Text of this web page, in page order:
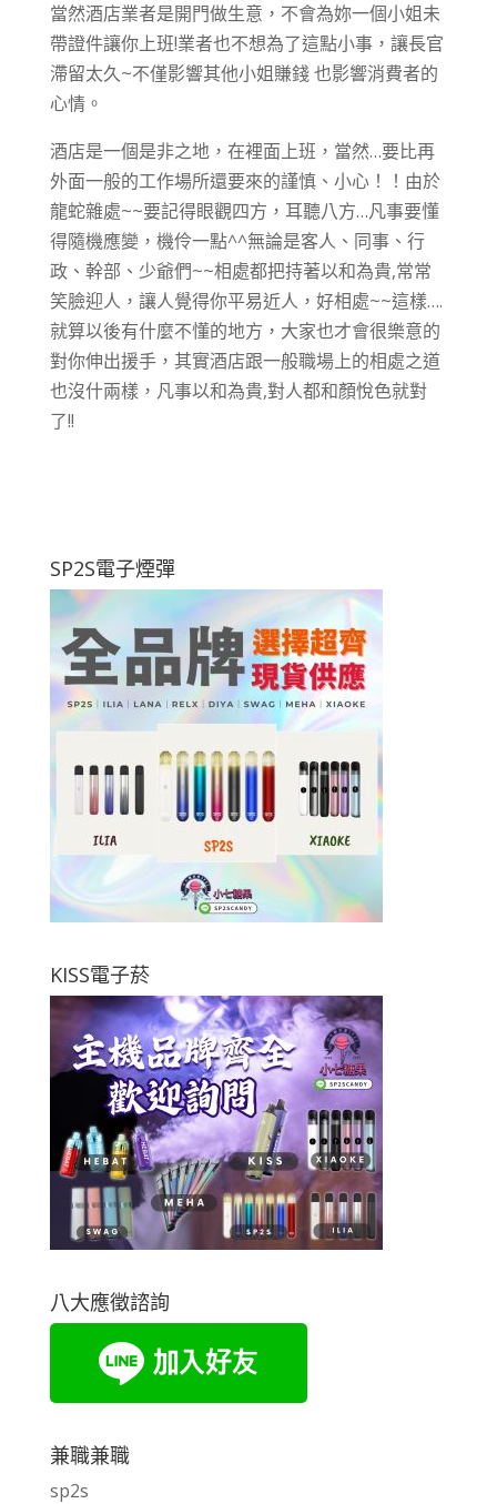
當然酒店業者是開門做生意，不會為妳一個小姐未
帶證件讓你上班!業者也不想為了這點小事，讓長官
滯留太久~不僅影響其他小姐賺錢 也影響消費者的
心情。
酒店是一個是非之地，在裡面上班，當然…要比再
外面一般的工作場所還要來的謹慎、小心！！由於
龍蛇雜處~~要記得眼觀四方，耳聽八方…凡事要懂
得隨機應變，機伶一點^^無論是客人、同事、行
政、幹部、少爺們~~相處都把持著以和為貴,常常
笑臉迎人，讓人覺得你平易近人，好相處~~這樣….
就算以後有什麼不懂的地方，大家也才會很樂意的
對你伸出援手，其實酒店跟一般職場上的相處之道
也沒什兩樣，凡事以和為貴,對人都和顏悅色就對
了!!
SP2S電子煙彈
KISS電子菸
八大應徵諮詢
兼職兼職
sp2s